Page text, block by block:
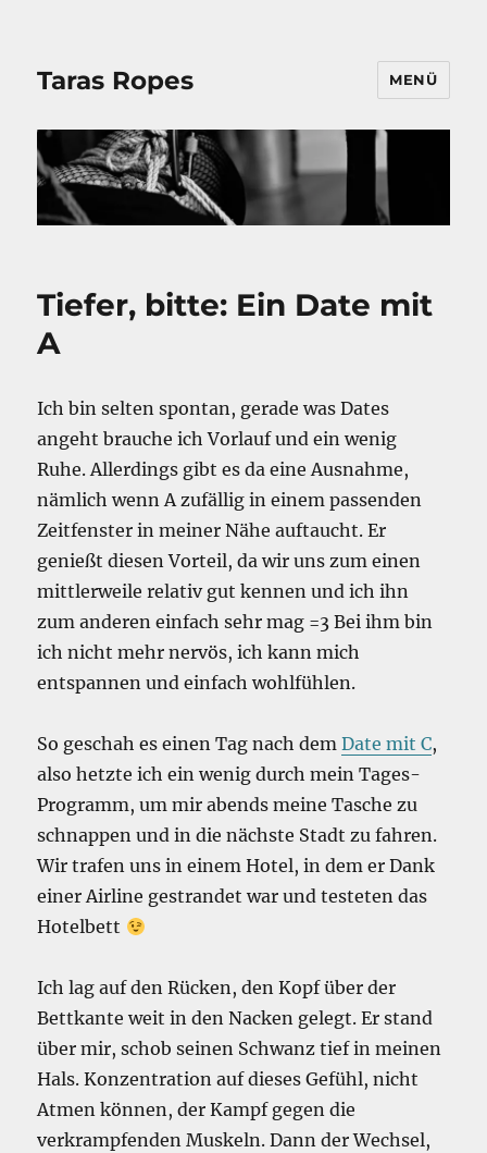
Taras Ropes MENÜ
Tiefer, bitte: Ein Date mit
A
Ich bin selten spontan, gerade was Dates
angeht brauche ich Vorlauf und ein wenig
Ruhe. Allerdings gibt es da eine Ausnahme,
nämlich wenn A zufällig in einem passenden
Zeitfenster in meiner Nähe auftaucht. Er
genießt diesen Vorteil, da wir uns zum einen
mittlerweile relativ gut kennen und ich ihn
zum anderen einfach sehr mag =3 Bei ihm bin
ich nicht mehr nervös, ich kann mich
entspannen und einfach wohlfühlen.
So geschah es einen Tag nach demDate mit C,
also hetzte ich ein wenig durch mein Tages-
Programm, um mir abends meine Tasche zu
schnappen und in die nächste Stadt zu fahren.
Wir trafen uns in einem Hotel, in dem er Dank
einer Airline gestrandet war und testeten das
Hotelbett
Ich lag auf den Rücken, den Kopf über der
Bettkante weit in den Nacken gelegt. Er stand
über mir, schob seinen Schwanz tief in meinen
Hals. Konzentration auf dieses Gefühl, nicht
Atmen können, der Kampf gegen die
verkrampfenden Muskeln. Dann der Wechsel,